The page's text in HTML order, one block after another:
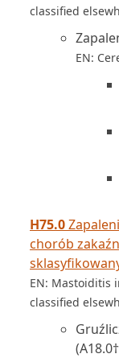
classified
EN:
H75.0
chorób
EN: Mastoiditis
classified